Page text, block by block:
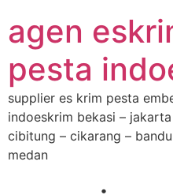
agen
pesta
supplier es krim pesta
indoeskrim bekasi –
cibitung – cikarang –
medan